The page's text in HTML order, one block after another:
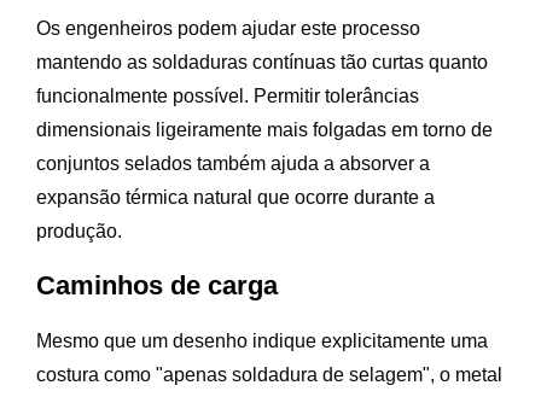
Os engenheiros podem ajudar este processo
mantendo as soldaduras contínuas tão curtas quanto
funcionalmente possível. Permitir tolerâncias
dimensionais ligeiramente mais folgadas em torno de
conjuntos selados também ajuda a absorver a
expansão térmica natural que ocorre durante a
produção.
Caminhos de carga
Mesmo que um desenho indique explicitamente uma
costura como "apenas soldadura de selagem", o metal